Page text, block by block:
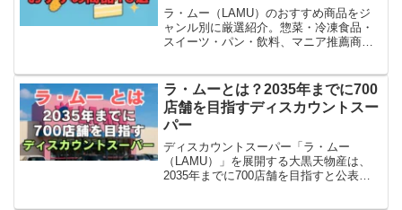
ラ・ムー（LAMU）のおすすめ商品をジ
ャンル別に厳選紹介。惣菜・冷凍食品・
スイーツ・パン・飲料、マニア推薦商品
ラ・ムーとは？2035年までに700
店舗を目指すディスカウントスー
パー
ディスカウントスーパー「ラ・ムー
（LAMU）」を展開する大黒天物産は、
2035年までに700店舗を目指すと公表。